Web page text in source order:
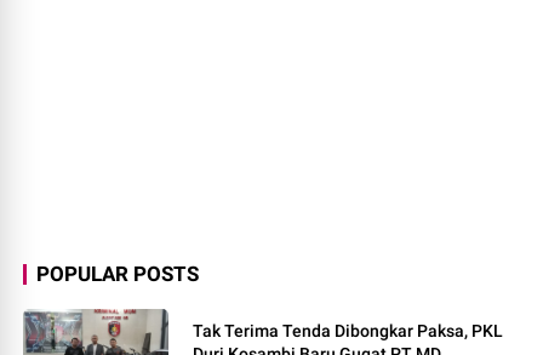
POPULAR POSTS
Tak Terima Tenda Dibongkar Paksa, PKL